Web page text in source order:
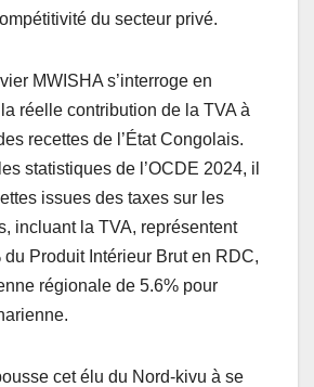
du secteur privé.
MWISHA s’interroge en
réelle contribution de la TVA à
recettes de l’État Congolais.
statistiques de l’OCDE 2024, il
issues des taxes sur les
incluant la TVA, représentent
Produit Intérieur Brut en RDC,
régionale de 5.6% pour
cet élu du Nord-kivu à se